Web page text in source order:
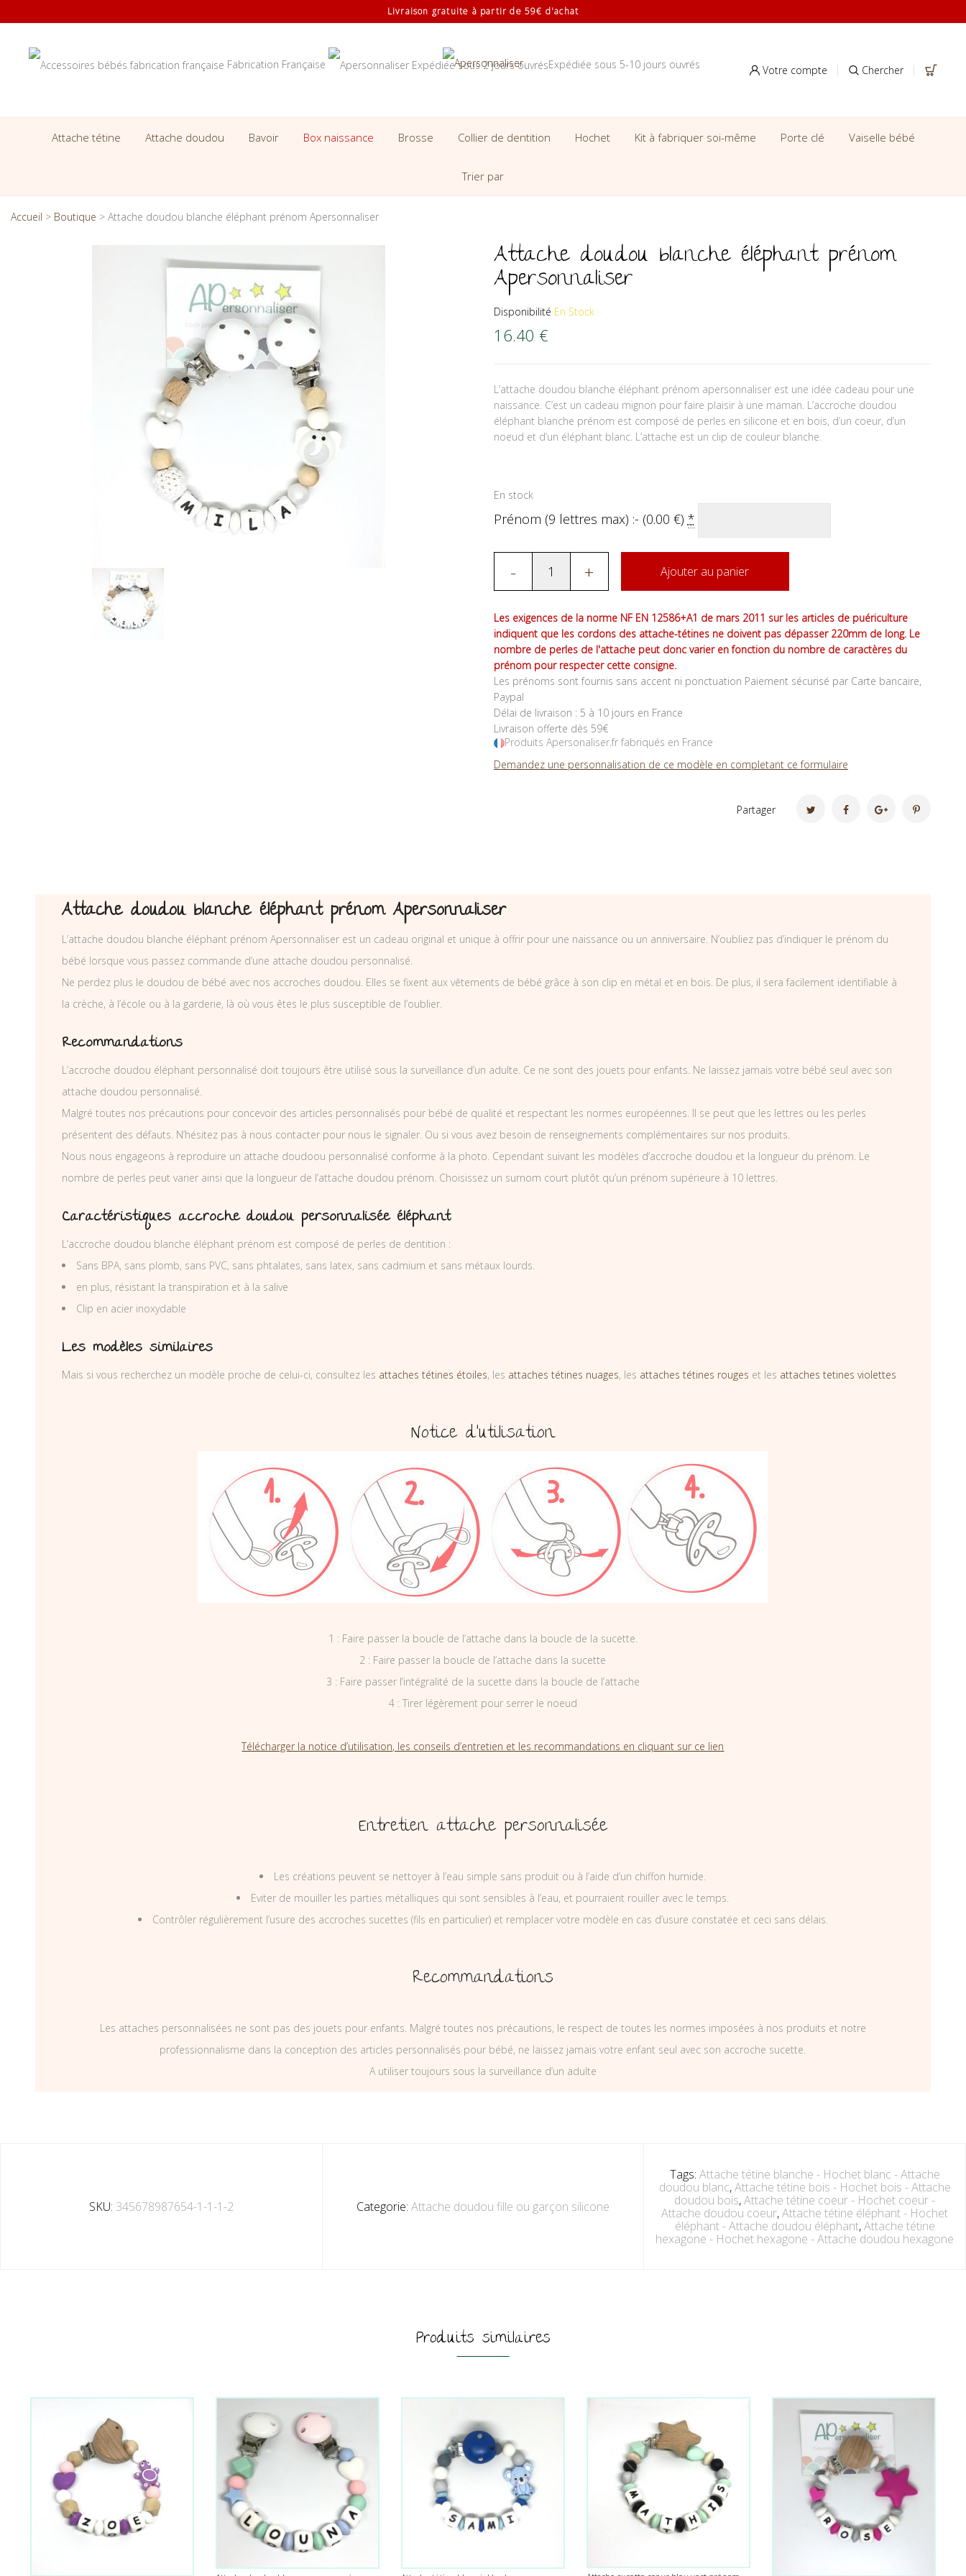
Livraison gratuite à partir de 59€ d'achat
Fabrication Française Expédiée sous 5-10 jours ouvrés Votre compte Chercher
Attache tétine Attache doudou Bavoir Box naissance Brosse Collier de dentition Hochet Kit à fabriquer soi-même Porte clé Vaiselle bébé
Trier par
Accueil > Boutique > Attache doudou blanche éléphant prénom Apersonnaliser
Attache doudou blanche éléphant prénom
Apersonnaliser
Disponibilité En Stock
16.40 €
L’attache doudou blanche éléphant prénom apersonnaliser est une idée cadeau pour une
naissance. C’est un cadeau mignon pour faire plaisir à une maman. L’accroche doudou
éléphant blanche prénom est composé de perles en silicone et en bois, d’un coeur, d’un
noeud et d’un éléphant blanc. L’attache est un clip de couleur blanche.
En stock
Prénom (9 lettres max) :- (0.00 €) *
- + Ajouter au panier
Les exigences de la norme NF EN 12586+A1 de mars 2011 sur les articles de puériculture
indiquent que les cordons des attache-tétines ne doivent pas dépasser 220mm de long. Le
nombre de perles de l'attache peut donc varier en fonction du nombre de caractères du
prénom pour respecter cette consigne.
Les prénoms sont fournis sans accent ni ponctuation Paiement sécurisé par Carte bancaire,
Paypal
Délai de livraison : 5 à 10 jours en France
Livraison offerte dès 59€
Produits Apersonaliser.fr fabriqués en France
Demandez une personnalisation de ce modèle en completant ce formulaire
Partager
Attache doudou blanche éléphant prénom Apersonnaliser
L’attache doudou blanche éléphant prénom Apersonnaliser est un cadeau original et unique à offrir pour une naissance ou un anniversaire. N’oubliez pas d’indiquer le prénom du
bébé lorsque vous passez commande d’une attache doudou personnalisé.
Ne perdez plus le doudou de bébé avec nos accroches doudou. Elles se fixent aux vêtements de bébé grâce à son clip en métal et en bois. De plus, il sera facilement identifiable à
la crèche, à l’école ou à la garderie, là où vous êtes le plus susceptible de l’oublier.
Recommandations
L’accroche doudou éléphant personnalisé doit toujours être utilisé sous la surveillance d’un adulte. Ce ne sont des jouets pour enfants. Ne laissez jamais votre bébé seul avec son
attache doudou personnalisé.
Malgré toutes nos précautions pour concevoir des articles personnalisés pour bébé de qualité et respectant les normes européennes. Il se peut que les lettres ou les perles
présentent des défauts. N’hésitez pas à nous contacter pour nous le signaler. Ou si vous avez besoin de renseignements complémentaires sur nos produits.
Nous nous engageons à reproduire un attache doudoou personnalisé conforme à la photo. Cependant suivant les modèles d’accroche doudou et la longueur du prénom. Le
nombre de perles peut varier ainsi que la longueur de l’attache doudou prénom. Choisissez un surnom court plutôt qu’un prénom supérieure à 10 lettres.
Caractéristiques accroche doudou personnalisée éléphant
L’accroche doudou blanche éléphant prénom est composé de perles de dentition :
Sans BPA, sans plomb, sans PVC, sans phtalates, sans latex, sans cadmium et sans métaux lourds.
en plus, résistant la transpiration et à la salive
Clip en acier inoxydable
Les modèles similaires
Mais si vous recherchez un modèle proche de celui-ci, consultez les attaches tétines étoiles, les attaches tétines nuages, les attaches tétines rouges et les attaches tetines violettes
Notice d’utilisation
1 : Faire passer la boucle de l’attache dans la boucle de la sucette.
2 : Faire passer la boucle de l’attache dans la sucette
3 : Faire passer l’intégralité de la sucette dans la boucle de l’attache
4 : Tirer légèrement pour serrer le noeud
Télécharger la notice d’utilisation, les conseils d’entretien et les recommandations en cliquant sur ce lien
Entretien attache personnalisée
Les créations peuvent se nettoyer à l’eau simple sans produit ou à l’aide d’un chiffon humide.
Eviter de mouiller les parties métalliques qui sont sensibles à l’eau, et pourraient rouiller avec le temps.
Contrôler régulièrement l’usure des accroches sucettes (fils en particulier) et remplacer votre modèle en cas d’usure constatée et ceci sans délais.
Recommandations
Les attaches personnalisées ne sont pas des jouets pour enfants. Malgré toutes nos précautions, le respect de toutes les normes imposées à nos produits et notre
professionnalisme dans la conception des articles personnalisés pour bébé, ne laissez jamais votre enfant seul avec son accroche sucette.
A utiliser toujours sous la surveillance d’un adulte
SKU: 345678987654-1-1-1-2 Categorie: Attache doudou fille ou garçon silicone
Tags: Attache tétine blanche - Hochet blanc - Attache
doudou blanc,Attache tétine bois - Hochet bois - Attache
doudou bois,Attache tétine coeur - Hochet coeur -
Attache doudou coeur,Attache tétine éléphant - Hochet
éléphant - Attache doudou éléphant,Attache tétine
hexagone - Hochet hexagone - Attache doudou hexagone
Produits similaires